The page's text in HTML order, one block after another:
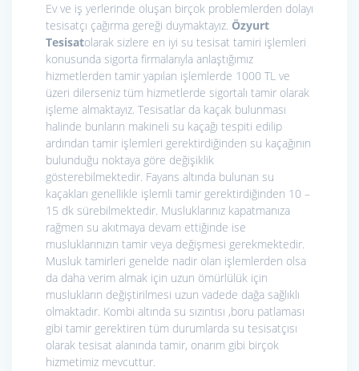
Ev ve iş yerlerinde oluşan birçok problemlerden dolayı
tesisatçı çağırma gereği duymaktayız. Özyurt
Tesisatolarak sizlere en iyi su tesisat tamiri işlemleri
konusunda sigorta firmalarıyla anlaştığımız
hizmetlerden tamir yapılan işlemlerde 1000 TL ve
üzeri dilerseniz tüm hizmetlerde sigortalı tamir olarak
işleme almaktayız. Tesisatlar da kaçak bulunması
halinde bunların makineli su kaçağı tespiti edilip
ardından tamir işlemleri gerektirdiğinden su kaçağının
bulunduğu noktaya göre değişiklik
gösterebilmektedir. Fayans altında bulunan su
kaçakları genellikle işlemli tamir gerektirdiğinden 10 –
15 dk sürebilmektedir. Musluklarınız kapatmanıza
rağmen su akıtmaya devam ettiğinde ise
musluklarınızın tamir veya değişmesi gerekmektedir.
Musluk tamirleri genelde nadir olan işlemlerden olsa
da daha verim almak için uzun ömürlülük için
muslukların değiştirilmesi uzun vadede dağa sağlıklı
olmaktadır. Kombi altında su sızıntısı ,boru patlaması
gibi tamir gerektiren tüm durumlarda su tesisatçısı
olarak tesisat alanında tamir, onarım gibi birçok
hizmetimiz mevcuttur.